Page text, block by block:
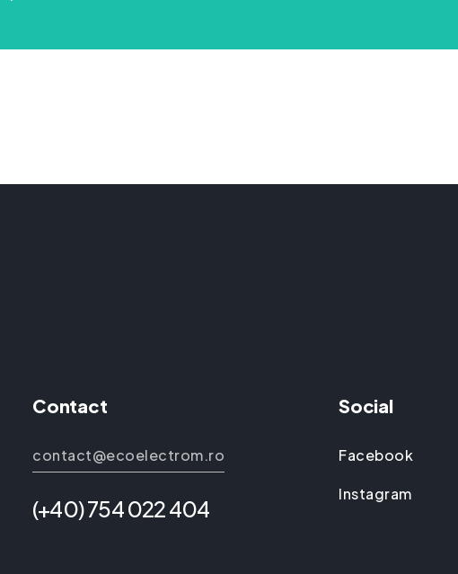
Contact
contact@ecoelectrom.ro
(+40) 754 022 404
Social
Facebook
Instagram